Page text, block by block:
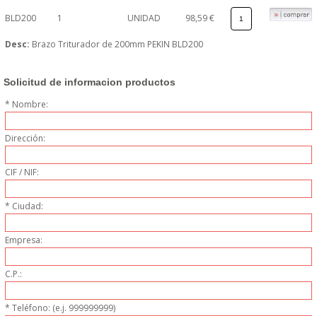
CUBIERTOS
PERSONAL
LIMPIEZA
MAQUINARIA FRIA
BLD200 1 UNIDAD 98,59 €
Desc: Brazo Triturador de 200mm PEKIN BLD200
Solicitud de informacion productos
* Nombre:
Dirección:
CIF / NIF:
* Ciudad:
Empresa:
C.P.:
* Teléfono: (e.j. 999999999)